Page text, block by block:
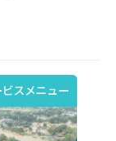
スメニュー